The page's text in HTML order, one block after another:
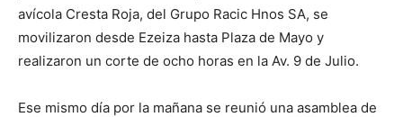
avícola Cresta Roja, del Grupo Racic Hnos SA, se
movilizaron desde Ezeiza hasta Plaza de Mayo y
realizaron un corte de ocho horas en la Av. 9 de Julio.
Ese mismo día por la mañana se reunió una asamblea de